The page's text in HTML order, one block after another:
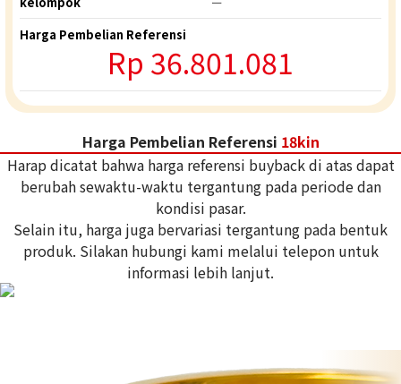
Harga Pembelian Referensi
Rp 36.801.081
Harga Pembelian Referensi 18kin
Harap dicatat bahwa harga referensi buyback di atas dapat
berubah sewaktu-waktu tergantung pada periode dan
kondisi pasar.
Selain itu, harga juga bervariasi tergantung pada bentuk
produk. Silakan hubungi kami melalui telepon untuk
informasi lebih lanjut.